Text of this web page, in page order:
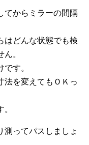
てからミラーの間隔
はどんな状態でも検
。
す。
法を変えてもＯＫっ
測ってパスしましょ